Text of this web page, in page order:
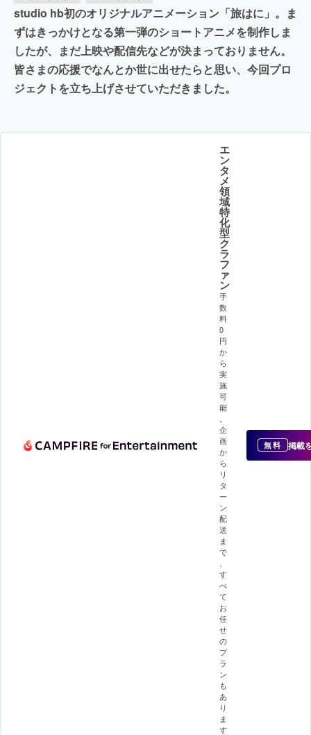
studio hb初のオリジナルアニメーション「旅はに」。ま
ずはきっかけとなる第一弾のショートアニメを制作しま
したが、まだ上映や配信先などが決まっておりません。
皆さまの応援でなんとか世に出せたらと思い、今回プロ
ジェクトを立ち上げさせていただきました。
エ
ン
タ
メ
領
域
特
化
型
ク
ラ
フ
ァ
ン
手
数
料
0
円
か
ら
実
施
可
能
企
画
か
ら
リ
タ
ー
ン
配
送
ま
で
す
べ
て
お
任
せ
の
プ
ラ
ン
も
あ
り
ま
す
無料 掲載